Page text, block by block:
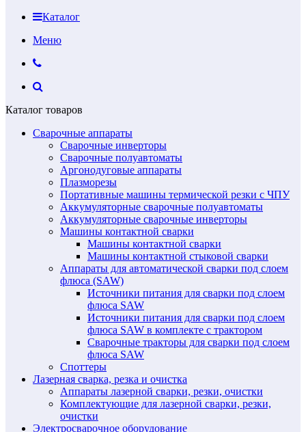
Каталог
Меню
Каталог товаров
Сварочные аппараты
Сварочные инверторы
Сварочные полуавтоматы
Аргонодуговые аппараты
Плазморезы
Портативные машины термической резки с ЧПУ
Аккумуляторные сварочные полуавтоматы
Аккумуляторные сварочные инверторы
Машины контактной сварки
Машины контактной сварки
Машины контактной стыковой сварки
Аппараты для автоматической сварки под слоем
флюса (SAW)
Источники питания для сварки под слоем
флюса SAW
Источники питания для сварки под слоем
флюса SAW в комплекте с трактором
Сварочные тракторы для сварки под слоем
флюса SAW
Споттеры
Лазерная сварка, резка и очистка
Аппараты лазерной сварки, резки, очистки
Комплектующие для лазерной сварки, резки,
очистки
Электросварочное оборудование